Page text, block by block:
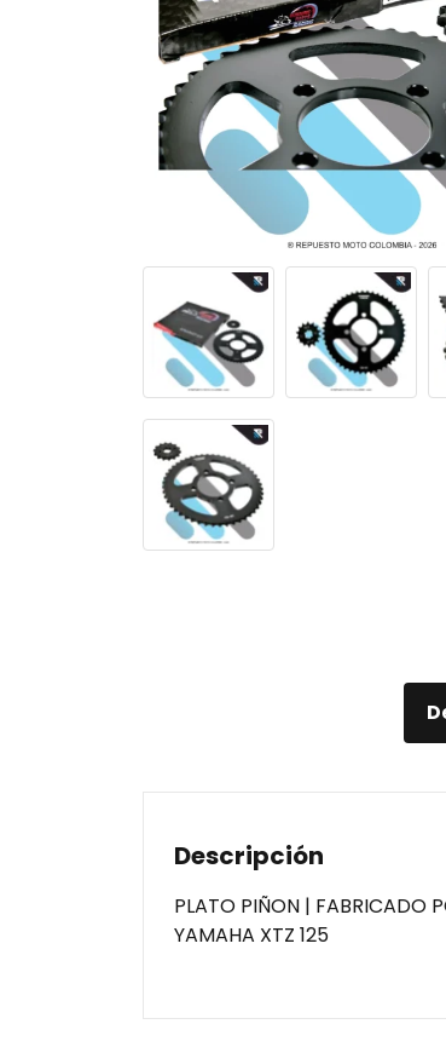
Descripción
PLATO PIÑON | FABRICADO
YAMAHA XTZ 125